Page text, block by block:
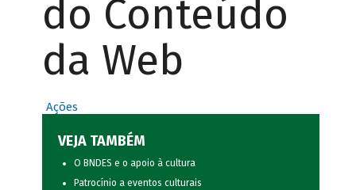
do Conteúdo
da Web
Ações
VEJA TAMBÉM
O BNDES e o apoio à cultura
Patrocínio a eventos culturais